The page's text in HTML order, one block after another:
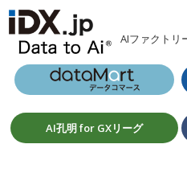
AIファクトリ
AI孔明 for GXリーグ